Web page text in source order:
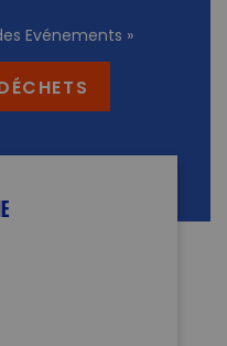
Evénements »